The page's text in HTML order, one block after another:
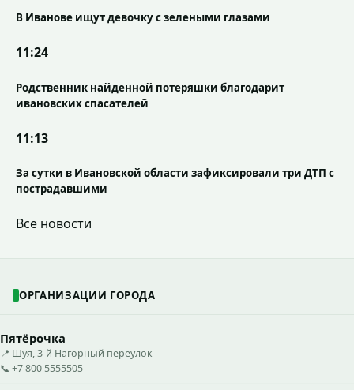
В Иванове ищут девочку с зелеными глазами
11:24
Родственник найденной потеряшки благодарит
ивановских спасателей
11:13
За сутки в Ивановской области зафиксировали три ДТП с
пострадавшими
Все новости
ОРГАНИЗАЦИИ ГОРОДА
Пятёрочка
📍 Шуя, 3-й Нагорный переулок
📞 +7 800 5555505